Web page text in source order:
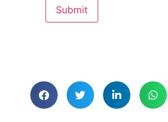
Submit